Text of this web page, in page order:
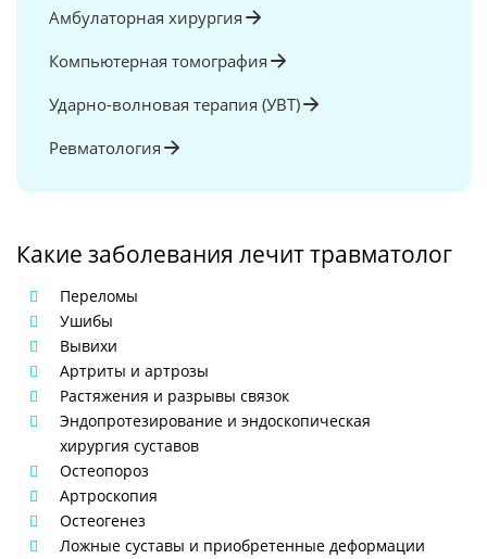
Амбулаторная хирургия
Компьютерная томография
Ударно-волновая терапия (УВТ)
Ревматология
Какие заболевания лечит травматолог
Переломы
Ушибы
Вывихи
Артриты и артрозы
Растяжения и разрывы связок
Эндопротезирование и эндоскопическая
хирургия суставов
Остеопороз
Артроскопия
Остеогенез
Ложные суставы и приобретенные деформации